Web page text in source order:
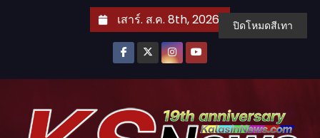
เสาร์. ส.ค. 8th, 2026 ปิดโหมดสีเทา